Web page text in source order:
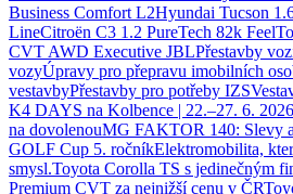
Business Comfort L2Hyundai Tucson
LineCitroën C3 1.2 PureTech 82k Feel
CVT AWD Executive JBLPřestavby
vozyÚpravy pro přepravu imobilních
vestavbyPřestavby pro potřeby IZS
K4 DAYS na Kolbence | 22.–27. 6. 2026
na dovolenouMG FAKTOR 140: Slevy
GOLF Cup 5. ročníkElektromobilita,
smysl.Toyota Corolla TS s jedinečným
Premium CVT za nejnižší cenu v ČR